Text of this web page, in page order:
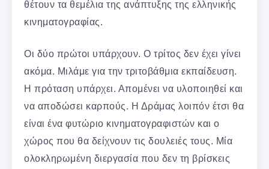
θέτουν τα θεμέλια της ανάπτυξης της ελληνικής
κινηματογραφίας.
Οι δύο πρώτοι υπάρχουν. Ο τρίτος δεν έχει γίνει
ακόμα. Μιλάμε για την τριτοβάθμια εκπαίδευση.
Η πρόταση υπάρχει. Απομένει να υλοποιηθεί και
να αποδώσει καρπούς. Η Δράμας λοιπόν έτσι θα
είναι ένα φυτώριο κινηματογραφιστών και ο
χώρος που θα δείχνουν τις δουλειές τους. Μία
ολοκληρωμένη διεργασία που δεν τη βρίσκεις